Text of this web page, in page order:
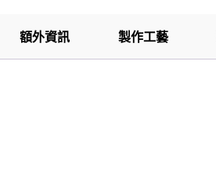
額外資訊 製作工藝